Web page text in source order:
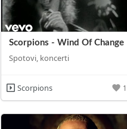
Scorpions - Wind Of Change
Spotovi, koncerti
Scorpions